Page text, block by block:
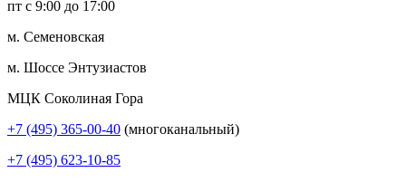
пт с 9:00 до 17:00
м. Семеновская
м. Шоссе Энтузиастов
МЦК Соколиная Гора
+7 (495) 365-00-40 (многоканальный)
+7 (495) 623-10-85